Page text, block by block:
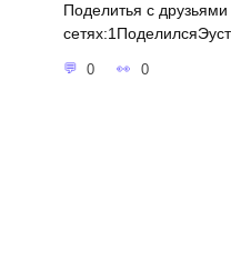
Поделитья с
0 0